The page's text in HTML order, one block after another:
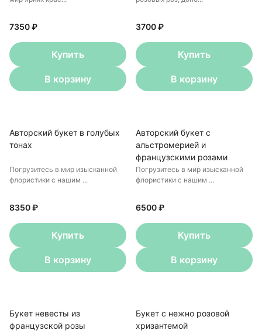
7350 ₽
Купить
В корзину
3700 ₽
Купить
В корзину
Авторский букет в голубых
тонах
Погрузитесь в мир изысканной
флористики с нашим ...
8350 ₽
Купить
В корзину
Авторский букет с
альстромерией и
французскими розами
Погрузитесь в мир изысканной
флористики с нашим ...
6500 ₽
Купить
В корзину
Букет невесты из
французской розы
Букет с нежно розовой
хризантемой